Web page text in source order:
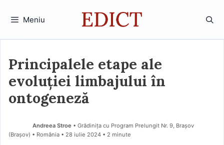
Meniu
Principalele etape ale
evoluției limbajului în
ontogeneză
Andreea Stroe • Grădinița cu Program Prelungit Nr. 9, Brașov
(Braşov) • România
28 iulie 2024 • 2 minute